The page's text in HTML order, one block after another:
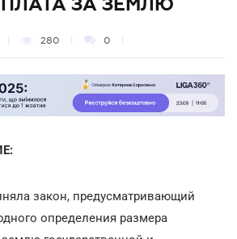
280 0
закон, предусматривающий
определения размера